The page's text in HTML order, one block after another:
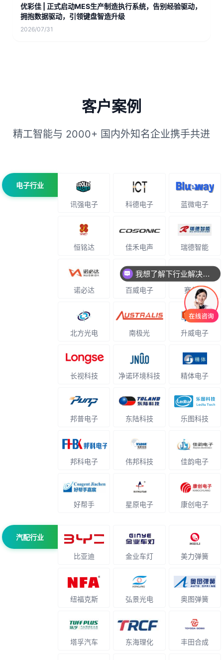
优彩佳 | 正式启动MES生产制造执行系统，告别经验驱动，
拥抱数据驱动，引领键盘智造升级
2026/07/31
客户案例
精工智能与 2000+ 国内外知名企业携手共进
电子行业
讯强电子 科德电子 蓝微电子
恒铭达 佳禾电声 瑞德智能
诺必达 百威电子 赛尔美
北方光电 南极光 升威电子
长视科技 净诺环境科技 精体电子
邦普电子 东陆科技 乐图科技
邦科电子 伟邦科技 佳韵电子
好帮手 星原电子 康创电子
汽配行业
比亚迪 金业车灯 美力弹簧
纽福克斯 弘景光电 奥图弹簧
塔孚汽车 东海理化 丰田合成
我想了解下行业解决方案